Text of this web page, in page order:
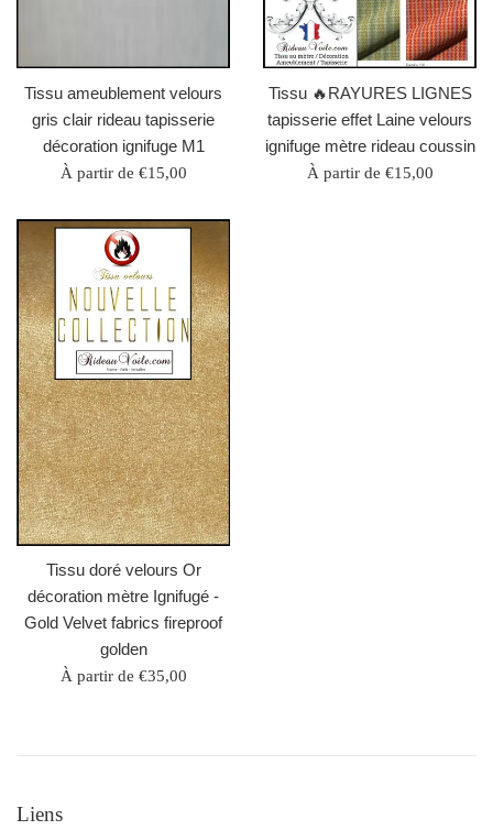
Tissu ameublement velours
gris clair rideau tapisserie
décoration ignifuge M1
À partir de €15,00
Tissu 🔥RAYURES LIGNES
tapisserie effet Laine velours
ignifuge mètre rideau coussin
À partir de €15,00
Tissu doré velours Or
décoration mètre Ignifugé -
Gold Velvet fabrics fireproof
golden
À partir de €35,00
Liens